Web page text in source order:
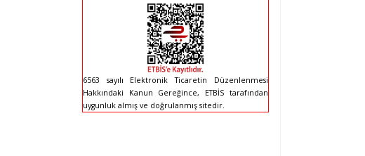
6563 sayılı Elektronik Ticaretin Düzenlenmesi
Hakkındaki Kanun Gereğince, ETBİS tarafından
uygunluk almış ve doğrulanmış sitedir.